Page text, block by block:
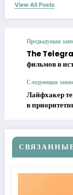
View All Posts
Предыдущая
The
фильмов в
Следующая
Лайфхакер
в